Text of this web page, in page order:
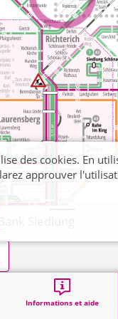
Informations et aide
Siedlung
Kohlscheid Bank Siedlung
des cookies. En
approuver